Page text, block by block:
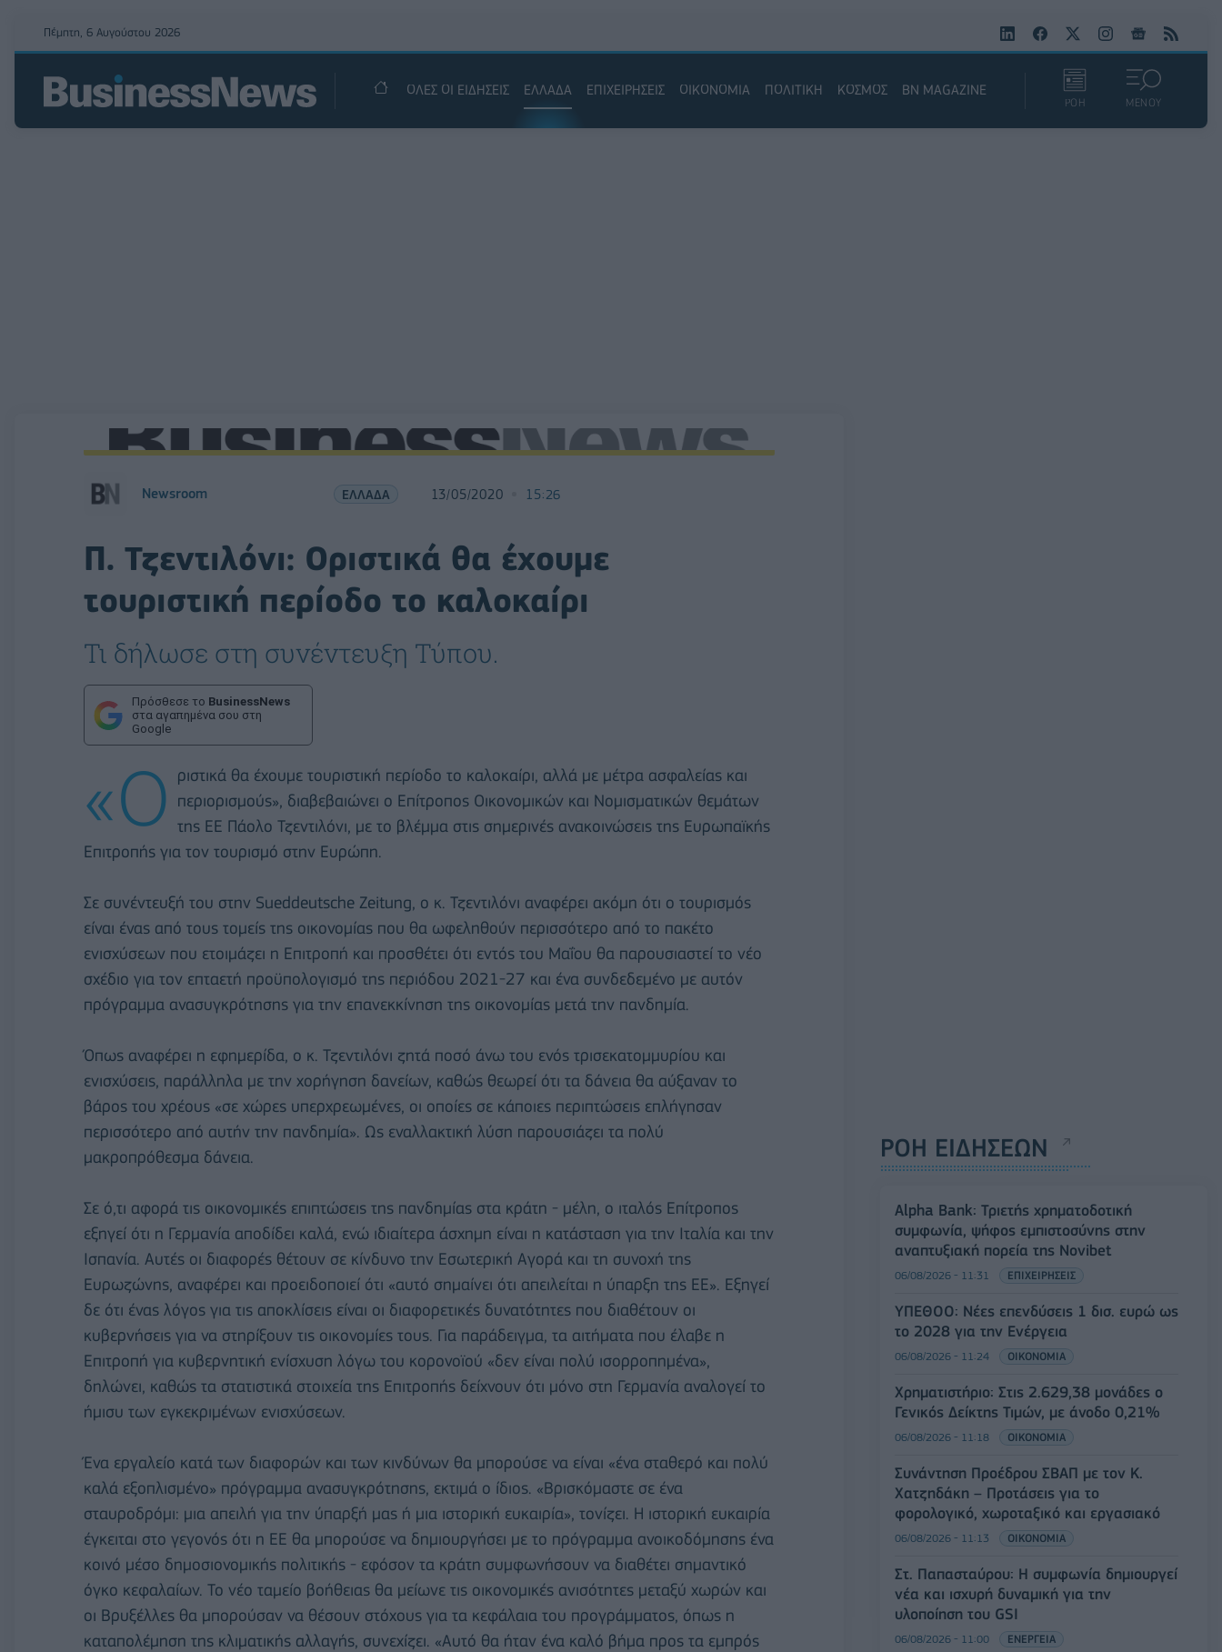
Πέμπτη, 6 Αυγούστου 2026
ΟΛΕΣ ΟΙ ΕΙΔΗΣΕΙΣ ΕΛΛΑΔΑ ΕΠΙΧΕΙΡΗΣΕΙΣ ΟΙΚΟΝΟΜΙΑ ΠΟΛΙΤΙΚΗ ΚΟΣΜΟΣ BN MAGAZINE
ΡΟΗ ΜΕΝΟΥ
Newsroom ΕΛΛΑΔΑ 13/05/2020 15:26
Π. Τζεντιλόνι: Οριστικά θα έχουμε
τουριστική περίοδο το καλοκαίρι
Τι δήλωσε στη συνέντευξη Τύπου.
Πρόσθεσε το BusinessNews
στα αγαπημένα σου στη
Google
«Ο
ριστικά θα έχουμε τουριστική περίοδο το καλοκαίρι, αλλά με μέτρα ασφαλείας και
περιορισμούς», διαβεβαιώνει ο Επίτροπος Οικονομικών και Νομισματικών θεμάτων
της ΕΕ Πάολο Τζεντιλόνι, με το βλέμμα στις σημερινές ανακοινώσεις της Ευρωπαϊκής
Επιτροπής για τον τουρισμό στην Ευρώπη.
Σε συνέντευξή του στην Sueddeutsche Zeitung, o κ. Τζεντιλόνι αναφέρει ακόμη ότι ο τουρισμός
είναι ένας από τους τομείς της οικονομίας που θα ωφεληθούν περισσότερο από το πακέτο
ενισχύσεων που ετοιμάζει η Επιτροπή και προσθέτει ότι εντός του Μαΐου θα παρουσιαστεί το νέο
σχέδιο για τον επταετή προϋπολογισμό της περιόδου 2021-27 και ένα συνδεδεμένο με αυτόν
πρόγραμμα ανασυγκρότησης για την επανεκκίνηση της οικονομίας μετά την πανδημία.
Όπως αναφέρει η εφημερίδα, ο κ. Τζεντιλόνι ζητά ποσό άνω του ενός τρισεκατομμυρίου και
ενισχύσεις, παράλληλα με την χορήγηση δανείων, καθώς θεωρεί ότι τα δάνεια θα αύξαναν το
βάρος του χρέους «σε χώρες υπερχρεωμένες, οι οποίες σε κάποιες περιπτώσεις επλήγησαν
περισσότερο από αυτήν την πανδημία». Ως εναλλακτική λύση παρουσιάζει τα πολύ
μακροπρόθεσμα δάνεια.
Σε ό,τι αφορά τις οικονομικές επιπτώσεις της πανδημίας στα κράτη - μέλη, ο ιταλός Επίτροπος
εξηγεί ότι η Γερμανία αποδίδει καλά, ενώ ιδιαίτερα άσχημη είναι η κατάσταση για την Ιταλία και την
Ισπανία. Αυτές οι διαφορές θέτουν σε κίνδυνο την Εσωτερική Αγορά και τη συνοχή της
Ευρωζώνης, αναφέρει και προειδοποιεί ότι «αυτό σημαίνει ότι απειλείται η ύπαρξη της ΕΕ». Εξηγεί
δε ότι ένας λόγος για τις αποκλίσεις είναι οι διαφορετικές δυνατότητες που διαθέτουν οι
κυβερνήσεις για να στηρίξουν τις οικονομίες τους. Για παράδειγμα, τα αιτήματα που έλαβε η
Επιτροπή για κυβερνητική ενίσχυση λόγω του κορονοϊού «δεν είναι πολύ ισορροπημένα»,
δηλώνει, καθώς τα στατιστικά στοιχεία της Επιτροπής δείχνουν ότι μόνο στη Γερμανία αναλογεί το
ήμισυ των εγκεκριμένων ενισχύσεων.
Ένα εργαλείο κατά των διαφορών και των κινδύνων θα μπορούσε να είναι «ένα σταθερό και πολύ
καλά εξοπλισμένο» πρόγραμμα ανασυγκρότησης, εκτιμά ο ίδιος. «Βρισκόμαστε σε ένα
σταυροδρόμι: μια απειλή για την ύπαρξή μας ή μια ιστορική ευκαιρία», τονίζει. Η ιστορική ευκαιρία
έγκειται στο γεγονός ότι η ΕΕ θα μπορούσε να δημιουργήσει με το πρόγραμμα ανοικοδόμησης ένα
κοινό μέσο δημοσιονομικής πολιτικής - εφόσον τα κράτη συμφωνήσουν να διαθέτει σημαντικό
όγκο κεφαλαίων. Το νέο ταμείο βοήθειας θα μείωνε τις οικονομικές ανισότητες μεταξύ χωρών και
οι Βρυξέλλες θα μπορούσαν να θέσουν στόχους για τα κεφάλαια του προγράμματος, όπως η
καταπολέμηση της κλιματικής αλλαγής, συνεχίζει. «Αυτό θα ήταν ένα καλό βήμα προς τα εμπρός
ΡΟΗ ΕΙΔΗΣΕΩΝ
Alpha Bank: Τριετής χρηματοδοτική
συμφωνία, ψήφος εμπιστοσύνης στην
αναπτυξιακή πορεία της Novibet
06/08/2026 - 11:31 ΕΠΙΧΕΙΡΗΣΕΙΣ
ΥΠΕΘΟΟ: Νέες επενδύσεις 1 δισ. ευρώ ως
το 2028 για την Ενέργεια
06/08/2026 - 11:24 ΟΙΚΟΝΟΜΙΑ
Χρηματιστήριο: Στις 2.629,38 μονάδες ο
Γενικός Δείκτης Τιμών, με άνοδο 0,21%
06/08/2026 - 11:18 ΟΙΚΟΝΟΜΙΑ
Συνάντηση Προέδρου ΣΒΑΠ με τον Κ.
Χατζηδάκη – Προτάσεις για το
φορολογικό, χωροταξικό και εργασιακό
06/08/2026 - 11:13 ΟΙΚΟΝΟΜΙΑ
Στ. Παπασταύρου: Η συμφωνία δημιουργεί
νέα και ισχυρή δυναμική για την
υλοποίηση του GSI
06/08/2026 - 11:00 ΕΝΕΡΓΕΙΑ